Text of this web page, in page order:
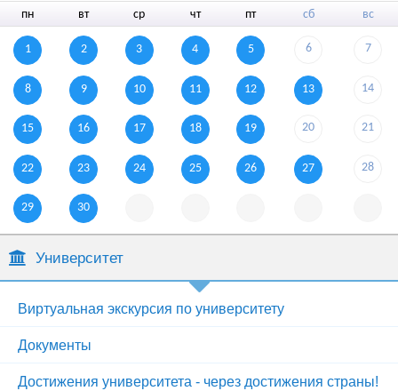
пн вт ср чт пт сб вс
1 2 3 4 5 6 7
8 9 10 11 12 13 14
15 16 17 18 19 20 21
22 23 24 25 26 27 28
29 30
Университет
Виртуальная экскурсия по университету
Документы
Достижения университета - через достижения страны!